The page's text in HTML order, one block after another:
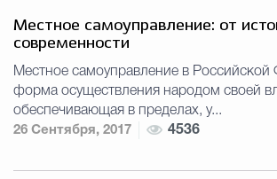
Местное самоуправление: от
современности
Местное самоуправление в Российской
форма осуществления народом своей
обеспечивающая в пределах, у...
26 Сентября, 2017
4536